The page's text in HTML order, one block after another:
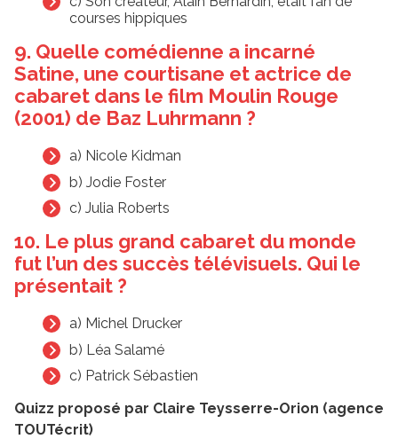
courses hippiques
9. Quelle comédienne a incarné
Satine, une courtisane et actrice de
cabaret dans le film Moulin Rouge
(2001) de Baz Luhrmann ?
a) Nicole Kidman
b) Jodie Foster
c) Julia Roberts
10. Le plus grand cabaret du monde
fut l’un des succès télévisuels. Qui le
présentait ?
a) Michel Drucker
b) Léa Salamé
c) Patrick Sébastien
Quizz proposé par Claire Teysserre-Orion (agence
TOUTécrit)